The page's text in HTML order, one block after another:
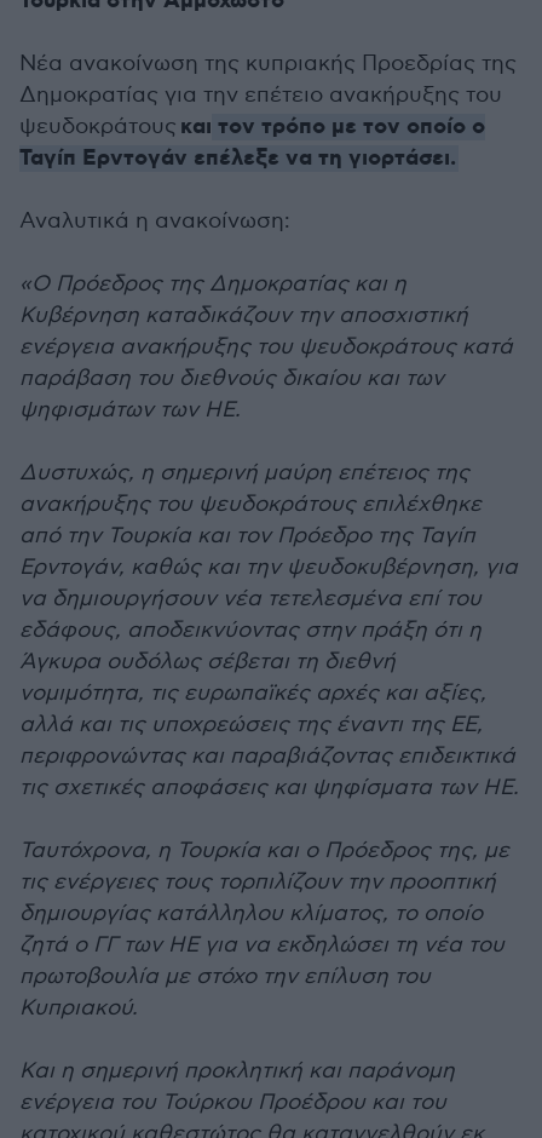
Νέα ανακοίνωση της κυπριακής Προεδρίας της
Δημοκρατίας για την επέτειο ανακήρυξης του
ψευδοκράτους και τον τρόπο με τον οποίο ο
Ταγίπ Ερντογάν επέλεξε να τη γιορτάσει.
Αναλυτικά η ανακοίνωση:
«Ο Πρόεδρος της Δημοκρατίας και η
Κυβέρνηση καταδικάζουν την αποσχιστική
ενέργεια ανακήρυξης του ψευδοκράτους κατά
παράβαση του διεθνούς δικαίου και των
ψηφισμάτων των ΗΕ.
Δυστυχώς, η σημερινή μαύρη επέτειος της
ανακήρυξης του ψευδοκράτους επιλέχθηκε
από την Τουρκία και τον Πρόεδρο της Ταγίπ
Ερντογάν, καθώς και την ψευδοκυβέρνηση, για
να δημιουργήσουν νέα τετελεσμένα επί του
εδάφους, αποδεικνύοντας στην πράξη ότι η
Άγκυρα ουδόλως σέβεται τη διεθνή
νομιμότητα, τις ευρωπαϊκές αρχές και αξίες,
αλλά και τις υποχρεώσεις της έναντι της ΕΕ,
περιφρονώντας και παραβιάζοντας επιδεικτικά
τις σχετικές αποφάσεις και ψηφίσματα των ΗΕ.
Ταυτόχρονα, η Τουρκία και ο Πρόεδρος της, με
τις ενέργειες τους τορπιλίζουν την προοπτική
δημιουργίας κατάλληλου κλίματος, το οποίο
ζητά ο ΓΓ των ΗΕ για να εκδηλώσει τη νέα του
πρωτοβουλία με στόχο την επίλυση του
Κυπριακού.
Και η σημερινή προκλητική και παράνομη
ενέργεια του Τούρκου Προέδρου και του